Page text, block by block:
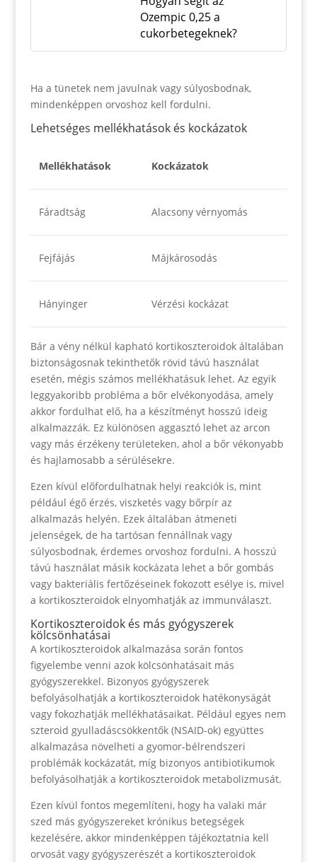
Ozempic 0,25 a
cukorbetegeknek?
Ha a tünetek nem javulnak vagy súlyosbodnak,
mindenképpen orvoshoz kell fordulni.
Lehetséges mellékhatások és kockázatok
Mellékhatások Kockázatok
Fáradtság Alacsony vérnyomás
Fejfájás Májkárosodás
Hányinger Vérzési kockázat
Bár a vény nélkül kapható kortikoszteroidok általában
biztonságosnak tekinthetők rövid távú használat
esetén, mégis számos mellékhatásuk lehet. Az egyik
leggyakoribb probléma a bőr elvékonyodása, amely
akkor fordulhat elő, ha a készítményt hosszú ideig
alkalmazzák. Ez különösen aggasztó lehet az arcon
vagy más érzékeny területeken, ahol a bőr vékonyabb
és hajlamosabb a sérülésekre.
Ezen kívül előfordulhatnak helyi reakciók is, mint
például égő érzés, viszketés vagy bőrpír az
alkalmazás helyén. Ezek általában átmeneti
jelenségek, de ha tartósan fennállnak vagy
súlyosbodnak, érdemes orvoshoz fordulni. A hosszú
távú használat másik kockázata lehet a bőr gombás
vagy bakteriális fertőzéseinek fokozott esélye is, mivel
a kortikoszteroidok elnyomhatják az immunválaszt.
Kortikoszteroidok és más gyógyszerek
kölcsönhatásai
A kortikoszteroidok alkalmazása során fontos
figyelembe venni azok kölcsönhatásait más
gyógyszerekkel. Bizonyos gyógyszerek
befolyásolhatják a kortikoszteroidok hatékonyságát
vagy fokozhatják mellékhatásaikat. Például egyes nem
szteroid gyulladáscsökkentők (NSAID-ok) együttes
alkalmazása növelheti a gyomor-bélrendszeri
problémák kockázatát, míg bizonyos antibiotikumok
befolyásolhatják a kortikoszteroidok metabolizmusát.
Ezen kívül fontos megemlíteni, hogy ha valaki már
szed más gyógyszereket krónikus betegségek
kezelésére, akkor mindenképpen tájékoztatnia kell
orvosát vagy gyógyszerészét a kortikoszteroidok